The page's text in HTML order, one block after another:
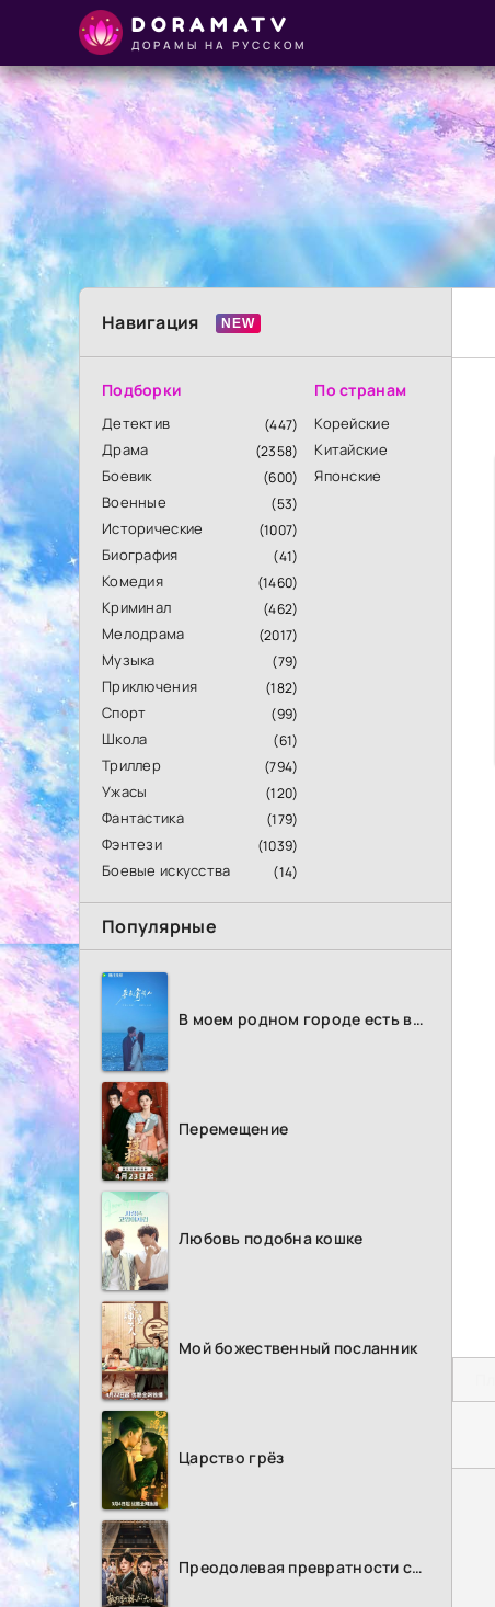
DORAMATV
ДОРАМЫ НА РУССКОМ
Навигация
Подборки
Детектив (447)
Драма (2358)
Боевик (600)
Военные (53)
Исторические (1007)
Биография (41)
Комедия (1460)
Криминал (462)
Мелодрама (2017)
Музыка (79)
Приключения (182)
Спорт (99)
Школа (61)
Триллер (794)
Ужасы (120)
Фантастика (179)
Фэнтези (1039)
Боевые искусства (14)
По странам
Корейские
Китайские
Японские
Популярные
В моем родном городе есть возлюбленный
Перемещение
Любовь подобна кошке
Мой божественный посланник
Царство грёз
Преодолевая превратности судьбы